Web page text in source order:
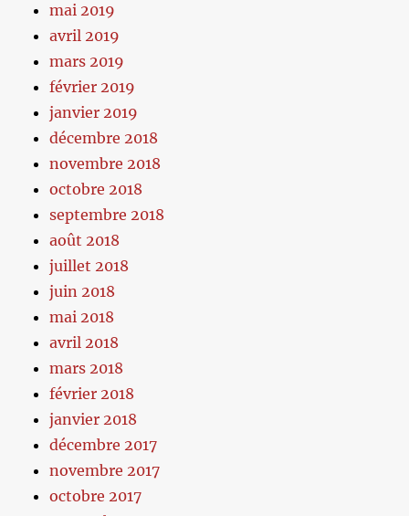
mai 2019
avril 2019
mars 2019
février 2019
janvier 2019
décembre 2018
novembre 2018
octobre 2018
septembre 2018
août 2018
juillet 2018
juin 2018
mai 2018
avril 2018
mars 2018
février 2018
janvier 2018
décembre 2017
novembre 2017
octobre 2017